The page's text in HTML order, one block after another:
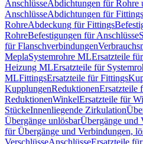
AnschlüsseAbdichtungen für Rohre
AnschlüsseAbdichtungen für Fittings
RohreAbdeckung für Fittings
RohreBefestigungen für Anschlüsse
für Flanschverbindungen
MeplaSystemrohre MLErsatzteile
Heizung MLErsatzteile für
MLFittingsErsatzteile für Fittings
KupplungenReduktionenErsatzteile
ReduktionenWinkelErsatzteile für
StückeInnenliegende Zirkulation
Übergänge unlösbarÜbergänge und
für Übergänge und Verbindungen,
VerschlüsseAnschlüsseErsatzteile